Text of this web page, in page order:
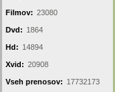
Filmov: 23080
Dvd: 1864
Hd: 14894
Xvid: 20908
Vseh prenosov: 17732173